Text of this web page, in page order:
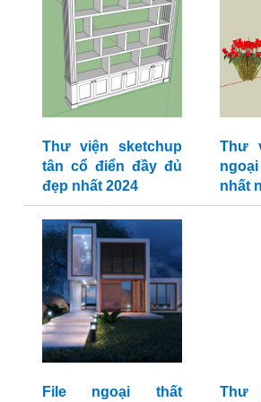
Thư viện sketchup
tân cổ điển đầy đủ
đẹp nhất 2024
Thư
nhất
File ngoại thất
Thư